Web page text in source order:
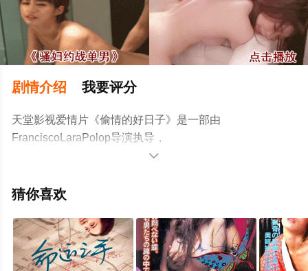
剧情介绍 我要评分
天堂影视爱情片《偷情的好日子》是一部由
FranciscoLaraPolop导演执导，
JewelShepard,IanSera,EnriqueJohnson等演员精彩演绎的
全就上天堂电影网，更多相关信息可移步至豆瓣电影、电

猜你喜欢